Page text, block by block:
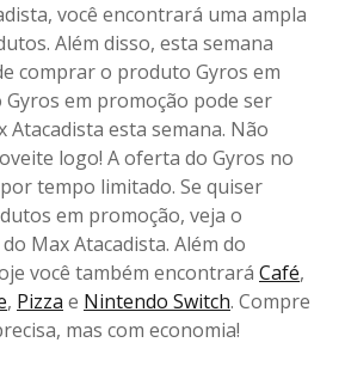
você encontrará uma ampla
Além disso, esta semana
comprar o produto Gyros em
em promoção pode ser
Atacadista esta semana. Não
logo! A oferta do Gyros no
tempo limitado. Se quiser
em promoção, veja o
Max Atacadista. Além do
você também encontrará Café,
, Pizza e Nintendo Switch. Compre
mas com economia!